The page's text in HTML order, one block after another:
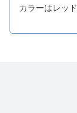
カラーはレッ